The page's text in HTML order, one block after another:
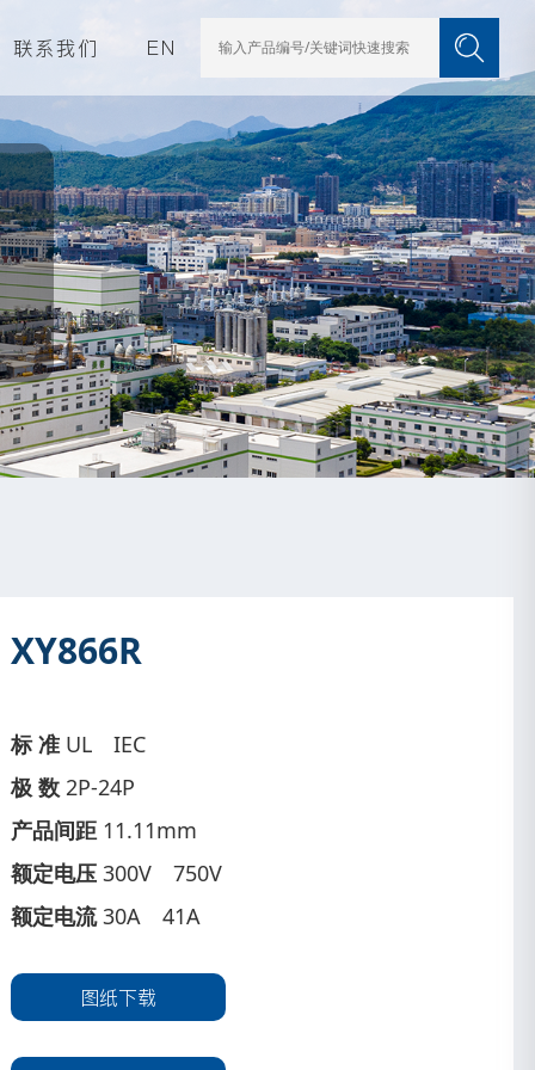
联系我们 EN
XY866R
标 准 UL IEC
极 数 2P-24P
产品间距 11.11mm
额定电压 300V 750V
额定电流 30A 41A
图纸下载